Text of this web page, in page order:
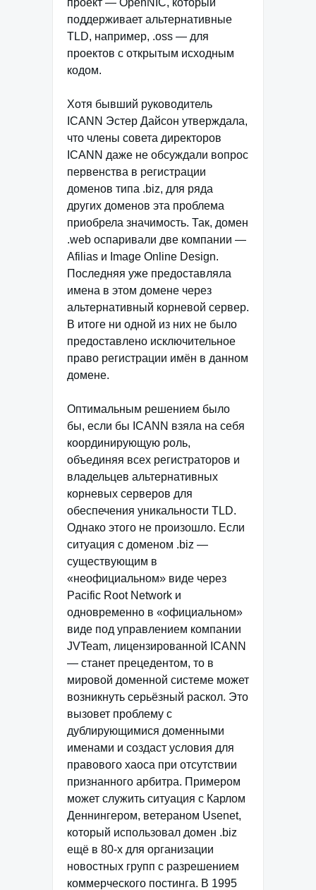
проект — OpenNIC, который
поддерживает альтернативные
TLD, например, .oss — для
проектов с открытым исходным
кодом.
Хотя бывший руководитель
ICANN Эстер Дайсон утверждала,
что члены совета директоров
ICANN даже не обсуждали вопрос
первенства в регистрации
доменов типа .biz, для ряда
других доменов эта проблема
приобрела значимость. Так, домен
.web оспаривали две компании —
Afilias и Image Online Design.
Последняя уже предоставляла
имена в этом домене через
альтернативный корневой сервер.
В итоге ни одной из них не было
предоставлено исключительное
право регистрации имён в данном
домене.
Оптимальным решением было
бы, если бы ICANN взяла на себя
координирующую роль,
объединяя всех регистраторов и
владельцев альтернативных
корневых серверов для
обеспечения уникальности TLD.
Однако этого не произошло. Если
ситуация с доменом .biz —
существующим в
«неофициальном» виде через
Pacific Root Network и
одновременно в «официальном»
виде под управлением компании
JVTeam, лицензированной ICANN
— станет прецедентом, то в
мировой доменной системе может
возникнуть серьёзный раскол. Это
вызовет проблему с
дублирующимися доменными
именами и создаст условия для
правового хаоса при отсутствии
признанного арбитра. Примером
может служить ситуация с Карлом
Деннингером, ветераном Usenet,
который использовал домен .biz
ещё в 80-х для организации
новостных групп с разрешением
коммерческого постинга. В 1995